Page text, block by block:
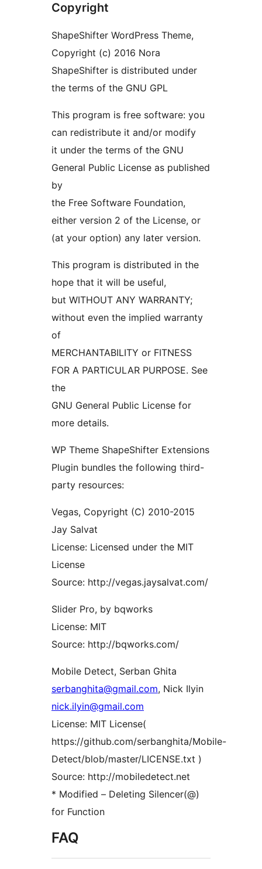
Copyright
ShapeShifter WordPress Theme,
Copyright (c) 2016 Nora
ShapeShifter is distributed under
the terms of the GNU GPL
This program is free software: you
can redistribute it and/or modify
it under the terms of the GNU
General Public License as published
by
the Free Software Foundation,
either version 2 of the License, or
(at your option) any later version.
This program is distributed in the
hope that it will be useful,
but WITHOUT ANY WARRANTY;
without even the implied warranty
of
MERCHANTABILITY or FITNESS
FOR A PARTICULAR PURPOSE. See
the
GNU General Public License for
more details.
WP Theme ShapeShifter Extensions
Plugin bundles the following third-
party resources:
Vegas, Copyright (C) 2010-2015
Jay Salvat
License: Licensed under the MIT
License
Source: http://vegas.jaysalvat.com/
Slider Pro, by bqworks
License: MIT
Source: http://bqworks.com/
Mobile Detect, Serban Ghita
serbanghita@gmail.com, Nick Ilyin
nick.ilyin@gmail.com
License: MIT License(
https://github.com/serbanghita/Mobile-
Detect/blob/master/LICENSE.txt )
Source: http://mobiledetect.net
* Modified – Deleting Silencer(@)
for Function
FAQ